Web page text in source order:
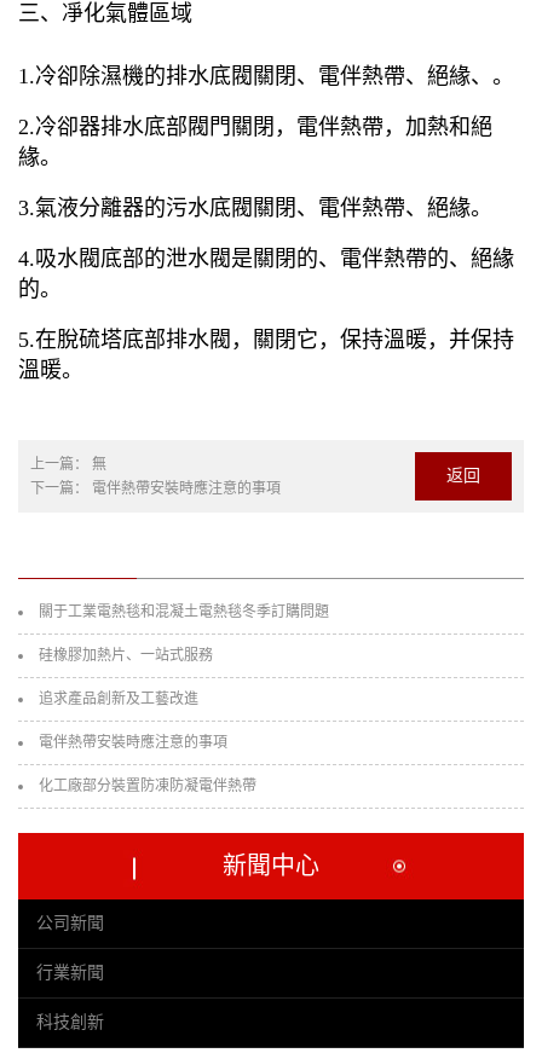
三、凈化氣體區域
1.冷卻除濕機的排水底閥關閉、電伴熱帶、絕緣、。
2.冷卻器排水底部閥門關閉，電伴熱帶，加熱和絕
緣。
3.氣液分離器的污水底閥關閉、電伴熱帶、絕緣。
4.吸水閥底部的泄水閥是關閉的、電伴熱帶的、絕緣
的。
5.在脫硫塔底部排水閥，關閉它，保持溫暖，并保持
溫暖。
上一篇： 無
下一篇： 電伴熱帶安裝時應注意的事項
返回
關于工業電熱毯和混凝土電熱毯冬季訂購問題
硅橡膠加熱片、一站式服務
追求產品創新及工藝改進
電伴熱帶安裝時應注意的事項
化工廠部分裝置防凍防凝電伴熱帶
新聞中心
公司新聞
行業新聞
科技創新